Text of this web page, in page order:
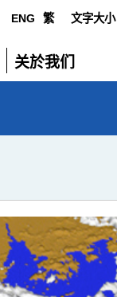
ENG 繁 文字大小
关於我们
展